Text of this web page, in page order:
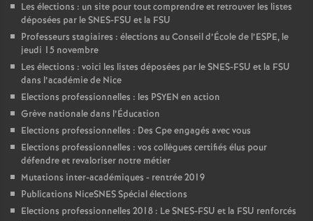
Les élections : un site pour tout comprendre et retrouver les listes
déposées par le SNES-FSU et la FSU
Professeurs stagiaires : élections au Conseil d’École de l’ESPE, le
jeudi 15 novembre
Les élections : voici les listes déposées par le SNES-FSU et la FSU
dans l’académie de Nice
Elections professionnelles : les PSYEN en action
Grève nationale dans l’Éducation
Elections professionnelles : Des Cpe engagés avec vous
Elections professionnelles : vos collègues certifiés élus pour
défendre et revaloriser notre métier
Mutations inter-académiques - rentrée 2019
Publications NiceSNES Spécial élections
Elections professionnelles 2018 : Le SNES-FSU et la FSU renforcés